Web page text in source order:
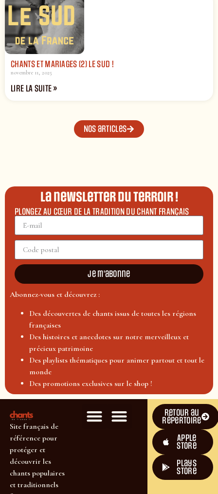
CHANTS ET MARIAGES (2) LE SUD !
novembre 11, 2025
LIRE LA SUITE »
Nos articles
La newsletter du terroir !
PLONGEZ AU CŒUR DE LA TRADITION DU CHANT FRANÇAIS
Je m'abonne
Abonnez-vous et découvrez :
Des découvertes de chants issus de toutes les régions
françaises
Des histoires et anecdotes sur notre merveilleux et
précieux patrimoine
Des playlists thématiques pour animer partout et tout le
monde
Des promotions exclusives sur le shop !
Site français de
référence pour
protéger et
découvrir les
chants populaires
et traditionnels
Retour au
répertoire
Apple
Store
plays
store